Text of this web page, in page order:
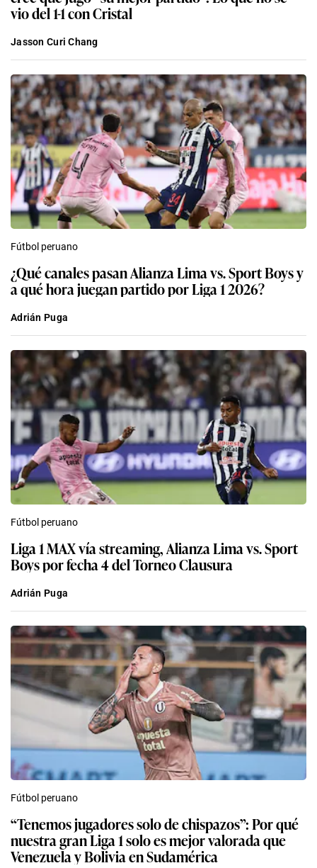
vio del 1-1 con Cristal
Jasson Curi Chang
Fútbol peruano
¿Qué canales pasan Alianza Lima vs. Sport Boys y
a qué hora juegan partido por Liga 1 2026?
Adrián Puga
Fútbol peruano
Liga 1 MAX vía streaming, Alianza Lima vs. Sport
Boys por fecha 4 del Torneo Clausura
Adrián Puga
Fútbol peruano
“Tenemos jugadores solo de chispazos”: Por qué
nuestra gran Liga 1 solo es mejor valorada que
Venezuela y Bolivia en Sudamérica